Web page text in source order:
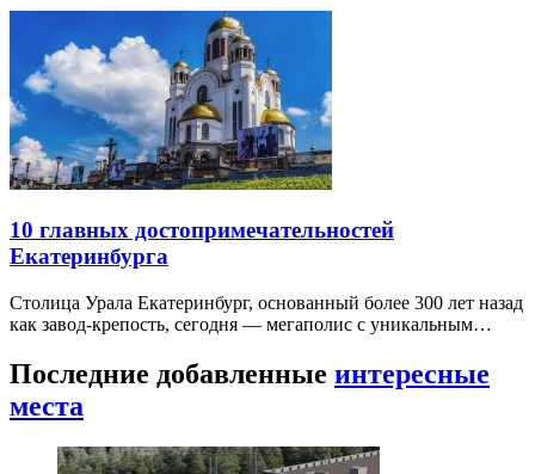
10 главных достопримечательностей
Екатеринбурга
Столица Урала Екатеринбург, основанный более 300 лет назад
как завод-крепость, сегодня — мегаполис с уникальным…
Последние добавленные интересные
места